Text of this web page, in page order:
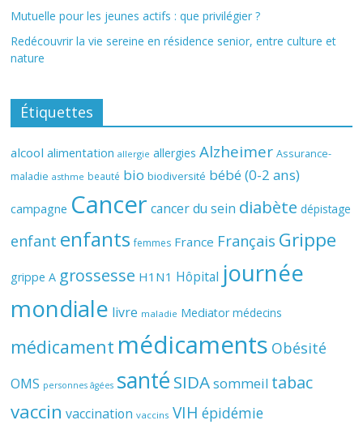
Mutuelle pour les jeunes actifs : que privilégier ?
Redécouvrir la vie sereine en résidence senior, entre culture et
nature
Étiquettes
alcool alimentation allergie allergies Alzheimer Assurance-
maladie asthme beauté bio biodiversité bébé (0-2 ans)
campagne Cancer cancer du sein diabète dépistage
enfant enfants femmes France Français Grippe
grippe A grossesse H1N1 Hôpital journée
mondiale livre maladie Mediator médecins
médicament médicaments Obésité
OMS personnes âgées santé SIDAsommeil tabac
vaccin vaccination vaccins VIH épidémie